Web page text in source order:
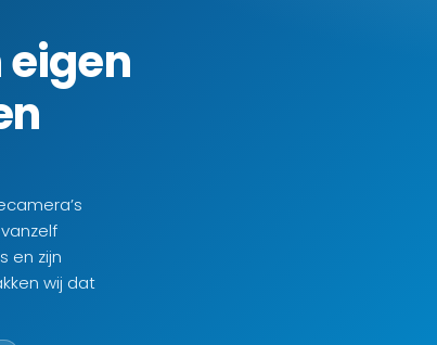
eigen
en zijn
wij dat